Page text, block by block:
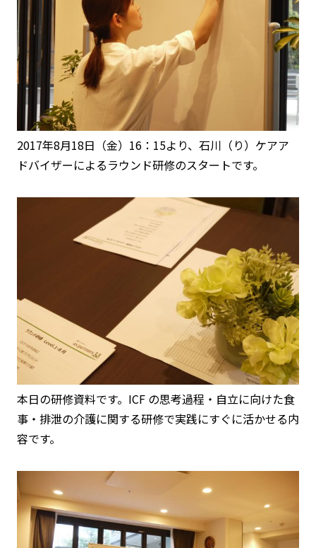
2017年8月18日（金）16：15より、石川（り）ケアア
ドバイザーによるラウンド研修のスタートです。
本日の研修資料です。ICF の思考過程・自立に向けた食
事・排泄の介護に関する研修で実践にすぐに活かせる内
容です。